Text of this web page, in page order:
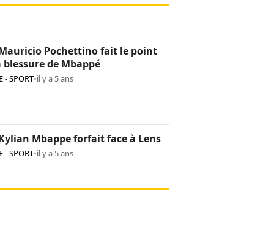
Mauricio Pochettino fait le point
blessure de Mbappé
- SPORT•il y a 5 ans
Mbappe forfait face à Lens
- SPORT•il y a 5 ans